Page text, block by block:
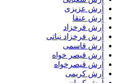
آرش عزیزی
آرش عنقا
آرش فرخزاد
آرش فرخزاد نباتی
آرش قاسمی
آرش قیصر خواه
آرش قیصرخواه
آرش کریمی